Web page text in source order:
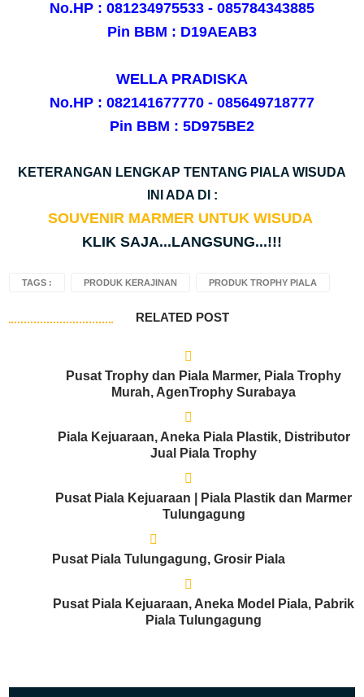
No.HP : 081234975533 - 085784343885
Pin BBM : D19AEAB3
WELLA PRADISKA
No.HP : 082141677770 - 085649718777
Pin BBM : 5D975BE2
KETERANGAN LENGKAP TENTANG PIALA WISUDA
INI ADA DI :
SOUVENIR MARMER UNTUK WISUDA
KLIK SAJA...LANGSUNG...!!!
TAGS : PRODUK KERAJINAN PRODUK TROPHY PIALA
RELATED POST
Pusat Trophy dan Piala Marmer, Piala Trophy
Murah, AgenTrophy Surabaya
Piala Kejuaraan, Aneka Piala Plastik, Distributor
Jual Piala Trophy
Pusat Piala Kejuaraan | Piala Plastik dan Marmer
Tulungagung
Pusat Piala Tulungagung, Grosir Piala
Pusat Piala Kejuaraan, Aneka Model Piala, Pabrik
Piala Tulungagung